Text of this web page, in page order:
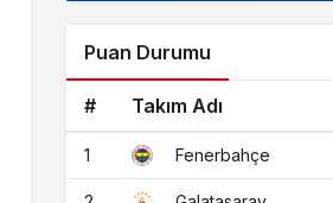
Puan Durumu
# Takım Adı
1 Fenerbahçe